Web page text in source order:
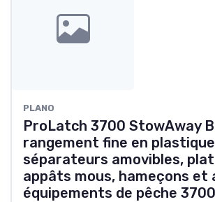
PLANO
ProLatch 3700 StowAway
rangement fine en
séparateurs amovibles,
appâts mous, hameçons et
équipements de pêche